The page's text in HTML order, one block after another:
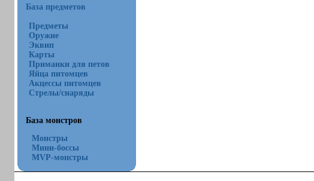
База предметов
Предметы
Оружие
Эквип
Карты
Приманки для петов
Яйца питомцев
Акцессы питомцев
Стрелы/снаряды
База монстров
Монстры
Мини-боссы
MVP-монстры